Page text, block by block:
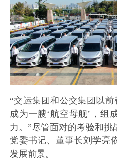
“交运集团和公交集团以前
成为一艘‘航空母舰’，组
力。”尽管面对的考验和挑
党委书记、董事长刘学亮
发展前景。